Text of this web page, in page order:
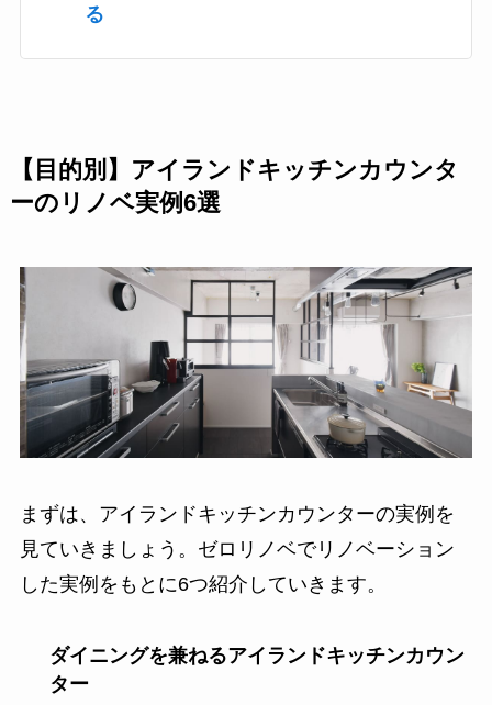
る
【目的別】アイランドキッチンカウンタ
ーのリノベ実例6選
まずは、アイランドキッチンカウンターの実例を
見ていきましょう。ゼロリノベでリノベーション
した実例をもとに6つ紹介していきます。
ダイニングを兼ねるアイランドキッチンカウン
ター